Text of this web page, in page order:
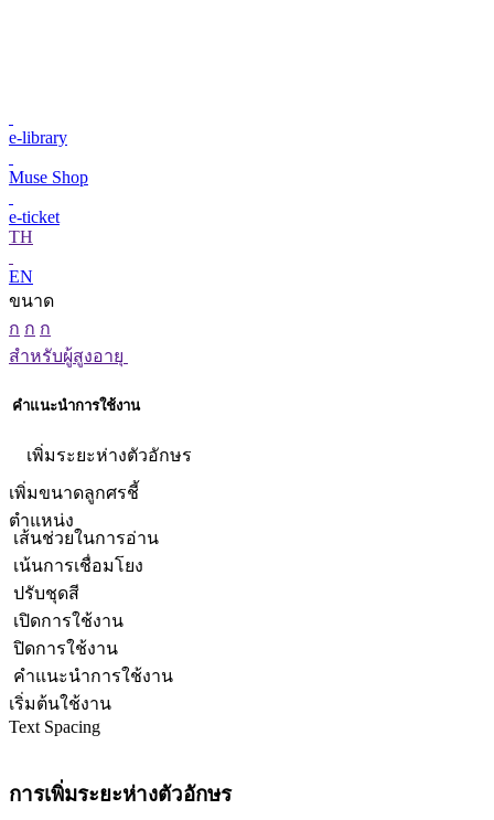
e-library
Muse Shop
e-ticket
TH
EN
ขนาด
ก ก ก
สำหรับผู้สูงอายุ
คำแนะนำการใช้งาน
เพิ่มระยะห่างตัวอักษร
เพิ่มขนาดลูกศรชี้
ตำแหน่ง
เส้นช่วยในการอ่าน
เน้นการเชื่อมโยง
ปรับชุดสี
เปิดการใช้งาน
ปิดการใช้งาน
คำแนะนำการใช้งาน
เริ่มต้นใช้งาน
Text Spacing
การเพิ่มระยะห่างตัวอักษร